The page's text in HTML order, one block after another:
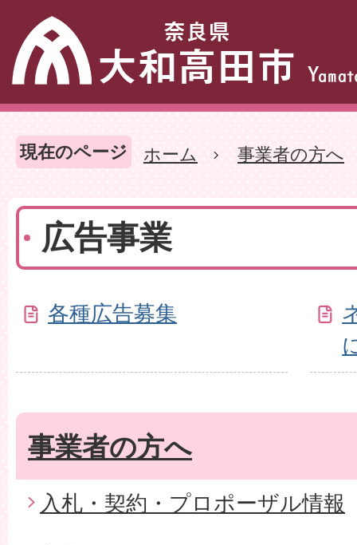
現在のページ ホーム 事業者の方へ
広告事業
各種広告募集
事業者の方へ
入札・契約・プロポーザル情報